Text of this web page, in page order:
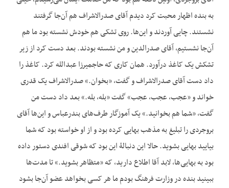
به بنده اظهار محبت کرد دیدم آقای صدرالاشراف هم آن‌جا گرفتند
نشستند. چایی آوردند و این‌ها. روی تشکی هم خودش نشسته بود ما هم
آن‌جا نشستیم، آقای صدرالدین و من نشسته بودند. بعد دست کرد از زیر
تشکش یک کاغذ درآورد. همان کاری که حاج‏میرزا عبدالله کرد. کاغذ را
داد دست آقای صدرالاشراف و گفت، «بخوان.» صدرالاشراف یک قدری
خواند و «عجب، عجب، عجب» گفت «بله، بله.» بعد داد دست من
گفت، «شما هم بخوانید.» یک آموزگار طرف‌های بندرعباس و این‌ها آقای
بروجردی را تبلیغ به مذهب بهایی کرده بود و از او خواسته بود که شما
بیایید بهایی بشوید. حالا این دنبالۀ این بود که شوقی افندی دستور داده
بود به بهایی‌ها، لابد آقا اطلاع دارید، که «متظاهر بشوید.» تا مدت‌ها
ببینید بنده در وزارت فرهنگ بودم ما هر کسی بخواهد عضو آن‌جا بشود